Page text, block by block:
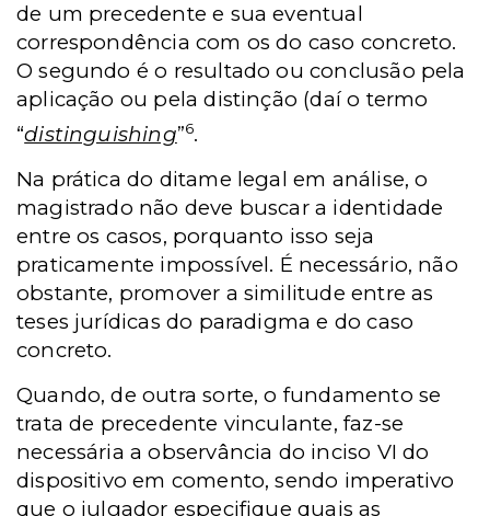
de um precedente e sua eventual
correspondência com os do caso concreto.
O segundo é o resultado ou conclusão pela
aplicação ou pela distinção (daí o termo
“distinguishing”6.
Na prática do ditame legal em análise, o
magistrado não deve buscar a identidade
entre os casos, porquanto isso seja
praticamente impossível. É necessário, não
obstante, promover a similitude entre as
teses jurídicas do paradigma e do caso
concreto.
Quando, de outra sorte, o fundamento se
trata de precedente vinculante, faz-se
necessária a observância do inciso VI do
dispositivo em comento, sendo imperativo
que o julgador especifique quais as